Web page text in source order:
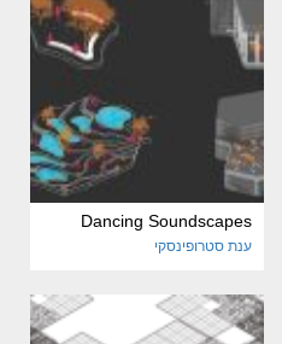
Dancing Soundscapes
ענת סטרופינסקי